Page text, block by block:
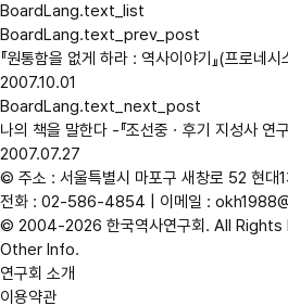
BoardLang.text_list
BoardLang.text_prev_post
『원통함을 없게 하라 : 역사이야기』(프로네
2007.10.01
BoardLang.text_next_post
나의 책을 말한다 -『조선중ㆍ후기 지성사 연구
2007.07.27
© 주소 : 서울특별시 마포구 새창로 52 현대
전화 : 02-586-4854 | 이메일 :
© 2004-2026 한국역사연구회. All
Other Info.
연구회 소개
이용약관